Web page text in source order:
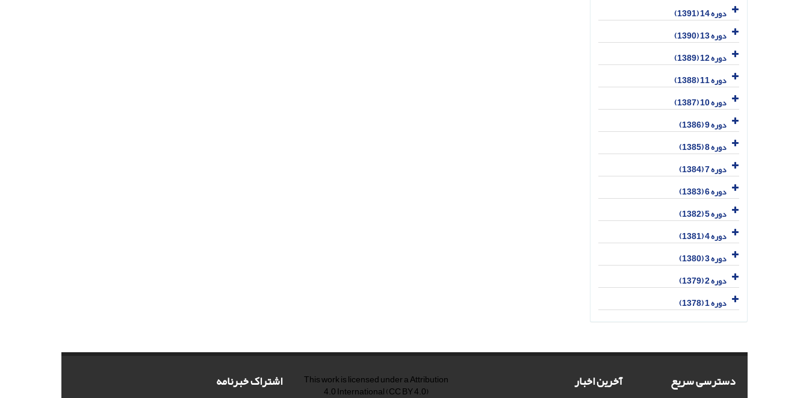
دوره 14 (1391)
دوره 13 (1390)
دوره 12 (1389)
دوره 11 (1388)
دوره 10 (1387)
دوره 9 (1386)
دوره 8 (1385)
دوره 7 (1384)
دوره 6 (1383)
دوره 5 (1382)
دوره 4 (1381)
دوره 3 (1380)
دوره 2 (1379)
دوره 1 (1378)
دسترسی سریع آخرین اخبار This work is licensed under aAttribution
4.0 International(CC BY 4.0) اشتراک خبرنامه